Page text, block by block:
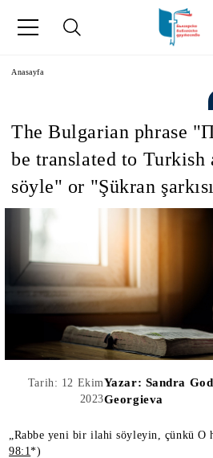
на турски.
in Turkish.
Anasayfa
The Bulgarian phrase
be translated to Turkish
söyle" or "Şükran
Tarih: 12 Ekim
2023
Yazar: Sandra
Georgieva
„Rabbe yeni bir ilahi söyleyin, çünkü O
98:1*)